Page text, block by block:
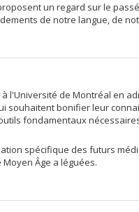
un regard sur le
de notre langue, de
l'Université de Montréal en
souhaitent bonifier leur
fondamentaux
spécifique des futurs
Âge a léguées.